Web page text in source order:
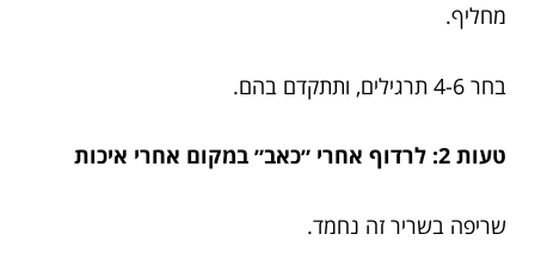
מחליף.
בחר 4-6 תרגילים, ותתקדם בהם.
טעות 2: לרדוף אחרי ״כאב״ במקום אחרי איכות
שריפה בשריר זה נחמד.